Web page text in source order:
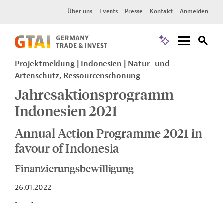
Über uns Events Presse Kontakt Anmelden
Projektmeldung Indonesien
Natur- und
Artenschutz, Ressourcenschonung
Jahresaktionsprogramm
Indonesien 2021
Annual Action Programme 2021 in
favour of Indonesia
Finanzierungsbewilligung
26.01.2022